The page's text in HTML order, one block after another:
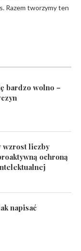
Razem tworzymy ten
bardzo wolno –
wzrost liczby
ochroną
napisać